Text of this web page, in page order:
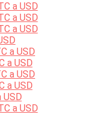
a USD
a USD
a USD
a USD
a USD
a USD
a USD
USD
a USD